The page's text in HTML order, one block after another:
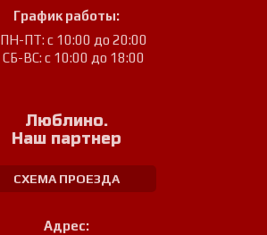
График работы:
ПН-ПТ: с 10:00 до 20:00
СБ-ВС: с 10:00 до 18:00
Люблино.
Наш партнер
СХЕМА ПРОЕЗДА
Адрес: